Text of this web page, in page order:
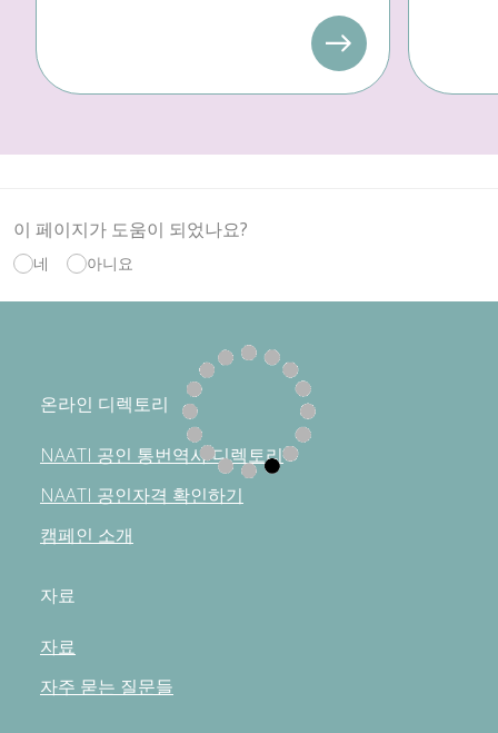
이 페이지가 도움이 되었나요?
네 아니요
온라인 디렉토리
NAATI 공인 통번역사 디렉토리
NAATI 공인자격 확인하기
캠페인 소개
자료
자료
자주 묻는 질문들